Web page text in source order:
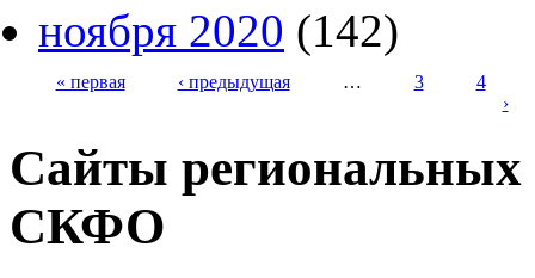
ноября 2020 (142)
« первая ‹ предыдущая … 3
4
›
Сайты
СКФО